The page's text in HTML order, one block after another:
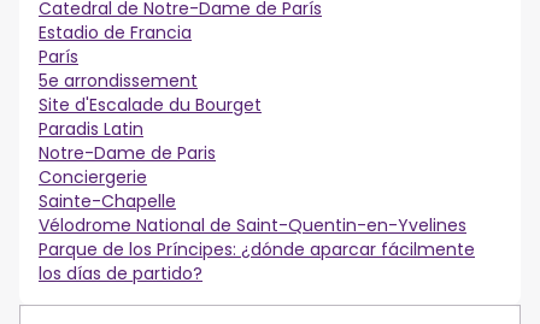
Catedral de Notre-Dame de París
Estadio de Francia
París
5e arrondissement
Site d'Escalade du Bourget
Paradis Latin
Notre-Dame de Paris
Conciergerie
Sainte-Chapelle
Vélodrome National de Saint-Quentin-en-Yvelines
Parque de los Príncipes: ¿dónde aparcar fácilmente
los días de partido?